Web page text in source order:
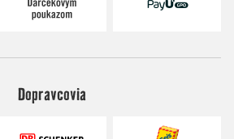
Dopravcovia